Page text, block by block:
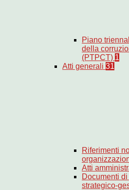
Piano
della
(PTPCT) 1
Atti generali 31
Riferimenti
Atti
Documenti
strategico-